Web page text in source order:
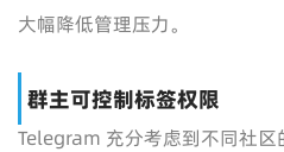
大幅降低管理压力。
群主可控制标签权限
Telegram 充分考虑到不同社区